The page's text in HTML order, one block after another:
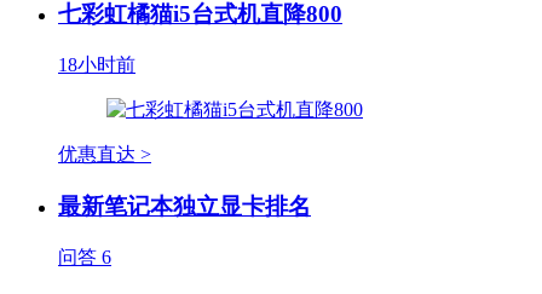
七彩虹橘猫i5台式机直降800
18小时前
优惠直达 >
最新笔记本独立显卡排名
问答 6